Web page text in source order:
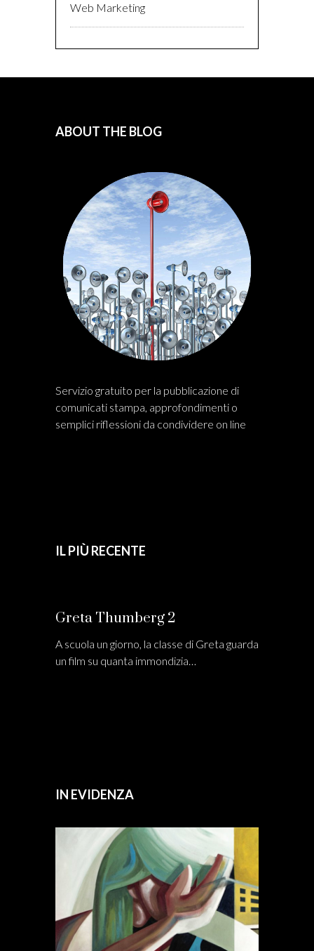
Web Marketing
ABOUT THE BLOG
Servizio gratuito per la pubblicazione di
comunicati stampa, approfondimenti o
semplici riflessioni da condividere on line
IL PIÙ RECENTE
Greta Thumberg 2
A scuola un giorno, la classe di Greta guarda
un film su quanta immondizia…
IN EVIDENZA